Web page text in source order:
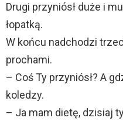
Drugi przyniósł duże i
łopatką.
W końcu nadchodzi
prochami.
– Coś Ty przyniósł? A
koledzy.
– Ja mam dietę, dzisiaj